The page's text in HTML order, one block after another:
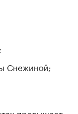
Снежиной;